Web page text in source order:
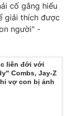
cố gắng hiểu
giải thích được
người" -
liên đới với
Combs, Jay-Z
vợ con bị ảnh